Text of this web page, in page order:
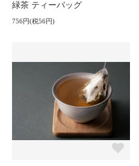
緑茶 ティーバッグ
756円(税56円)